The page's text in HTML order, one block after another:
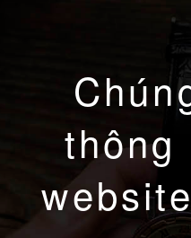
thông